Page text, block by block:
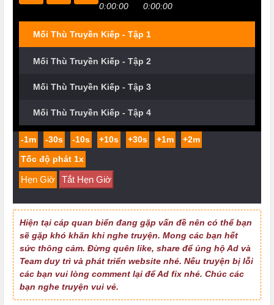
0:00:00 0:00:00
Mối Thù Truyền Kiếp - Tập 1
Mối Thù Truyền Kiếp - Tập 2
Mối Thù Truyền Kiếp - Tập 3
Mối Thù Truyền Kiếp - Tập 4
-1m -30s -10s +10s +30s +1m +2m
Hẹn Giờ Tắt Hẹn Giờ
Hiện tại cáp quan biển đang gặp vấn đề nên có thể bạn
sẽ gặp khó khăn khi nghe truyện. Mong các bạn hết
sức thông cảm. Đừng quên like, share để ủng hộ Ad và
Team duy trì và phát triển website nhé. Nếu truyện bị lỗi
các bạn vui lòng comment lại để Ad fix nhé. Chúc các
bạn nghe truyện vui vẻ.